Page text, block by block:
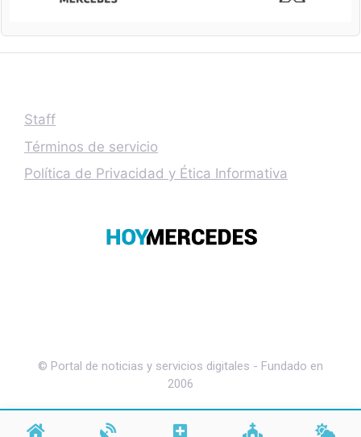
Staff
Términos de servicio
Política de Privacidad y Ética Informativa
© Portal de noticias y servicios digitales - Fundado en
2006